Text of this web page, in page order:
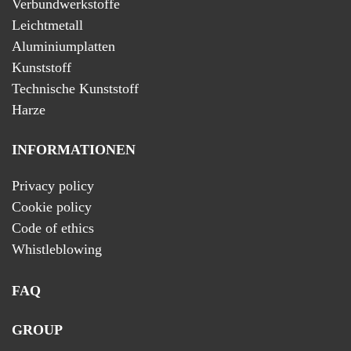
Verbundwerkstoffe
Leichtmetall
Aluminiumplatten
Kunststoff
Technische Kunststoff
Harze
INFORMATIONEN
Privacy policy
Cookie policy
Code of ethics
Whistleblowing
FAQ
GROUP